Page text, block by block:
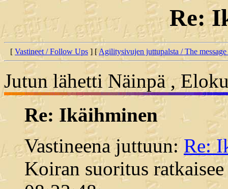
Re:
[ Vastineet / Follow Ups ] [Agilitysivujen juttupalsta / The
Jutun lähetti Näinpä ,
Re: Ikäihminen
Vastineena juttuun:Re:
Koiran suoritus